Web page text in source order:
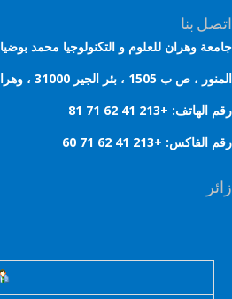
بنا
وهران للعلوم و التكنولوجيا محمد بوضياف
1505 ، بئر الجير 31000 ، وهران ، الجزائر
+213 41 62 71 81
+213 41 62 71 60
Visit Today : 2576